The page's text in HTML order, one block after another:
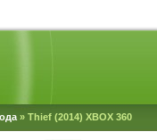
» Thief (2014) XBOX 360